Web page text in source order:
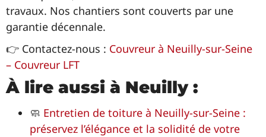
travaux. Nos chantiers sont couverts par une
garantie décennale.
👉 Contactez-nous : Couvreur à Neuilly-sur-Seine
– Couvreur LFT
À lire aussi à Neuilly :
🧼 Entretien de toiture à Neuilly-sur-Seine :
préservez l’élégance et la solidité de votre